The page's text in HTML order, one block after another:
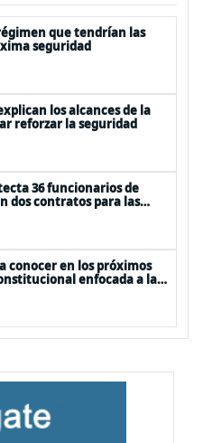
que tendrían las
seguridad
los alcances de la
reforzar la seguridad
36 funcionarios de
dos contratos para las
conocer en los próximos
enfocada a la